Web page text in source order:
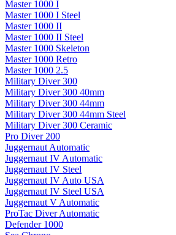
Master 1000 I
Master 1000 I Steel
Master 1000 II
Master 1000 II Steel
Master 1000 Skeleton
Master 1000 Retro
Master 1000 2.5
Military Diver 300
Military Diver 300 40mm
Military Diver 300 44mm
Military Diver 300 44mm Steel
Military Diver 300 Ceramic
Pro Diver 200
Juggernaut Automatic
Juggernaut IV Automatic
Juggernaut IV Steel
Juggernaut IV Auto USA
Juggernaut IV Steel USA
Juggernaut V Automatic
ProTac Diver Automatic
Defender 1000